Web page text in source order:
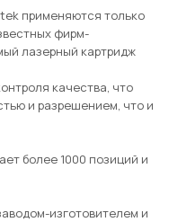
применяются только
фирм-
лазерный картридж
качества, что
и разрешением, что и
более 1000 позиций и
изготовителем и